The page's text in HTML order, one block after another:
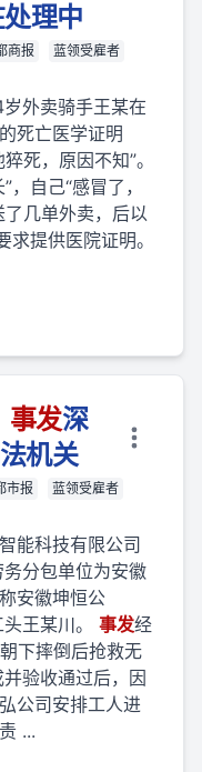
理中
商报
蓝领受雇者
外卖骑手王某在
死亡医学证明
死，原因不知”。
，自己“感冒了，
几单外卖，后以
求提供医院证明。
事发深
机关
市报
蓝领受雇者
能科技有限公司
务分包单位为安徽
安徽坤恒公
王某川。 事发经
下摔倒后抢救无
验收通过后，因
公司安排工人进
...